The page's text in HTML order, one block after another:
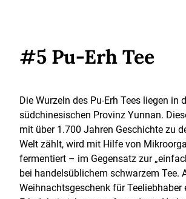
#5 Pu-Erh Tee
Die Wurzeln des Pu-Erh Tees liegen in
südchinesischen Provinz Yunnan.
mit über 1.700 Jahren Geschichte zu
Welt zählt, wird mit Hilfe von
fermentiert – im Gegensatz zur
bei handelsüblichem schwarzem Tee.
Weihnachtsgeschenk für Teeliebhaber